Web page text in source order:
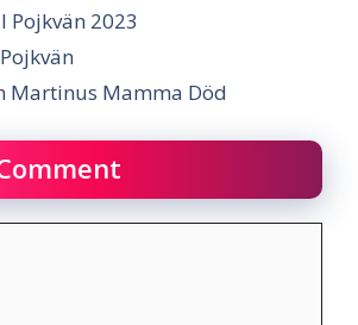
Pojkvän 2023
Martinus Mamma Död